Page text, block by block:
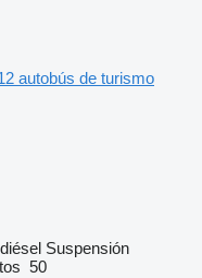
autobús de turismo
diésel Suspensión
50